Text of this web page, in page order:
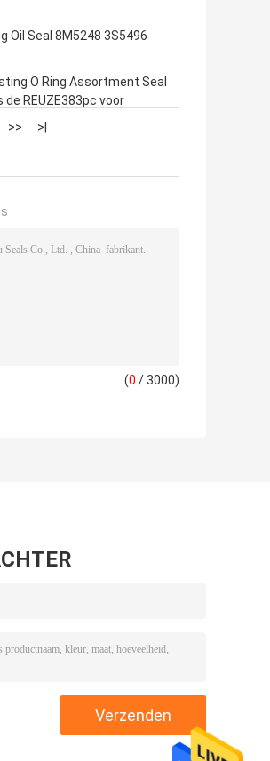
Oil Seal 8M5248 3S5496
O Ring Assortment Seal
de REUZE383pc voor
>> >|
(0 / 3000)